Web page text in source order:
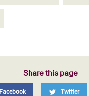
Share this page
Facebook Twitter